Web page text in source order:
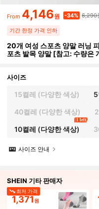
From 4,146원 -34% 6,290
기간 한정 가격 인하
20개 여성 스포츠 양말 러닝
포츠 발목 양말 [참고: 수량은
사이즈
15켤레 (다양한 색상)
40켤레 (다양한 색상)
10켤레 (다양한 색상)
1 left
사이즈 안내
SHEIN 기타 판매자
최저 가격
1,371 원